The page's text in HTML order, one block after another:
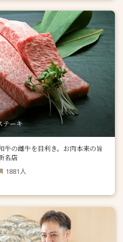
テーキ
牛の雌牛を目利き。お肉本来の旨
名店
1881 人